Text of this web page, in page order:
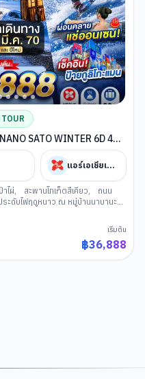
ชิราคาวาโกะ แล้วโกต่อโอซาก้
แอร์เอเชียเอ็กซ์
ไผ่, สะพานโทเก็ตสึเคียว,
ถนน
ระดับไฟฤดูหนาว ณ หมู่บ้านนาบานะ
นั่งกระเช้าลอยฟ้าชิ
KADOMA
ย่านชินไซบาชิ
เริ่มต้น
฿36,888